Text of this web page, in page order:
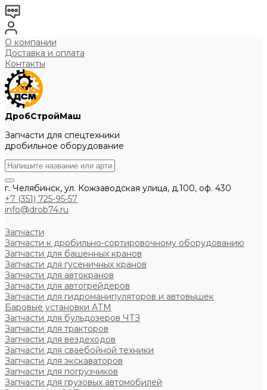
О компании
Доставка и оплата
Контакты
ДробСтройМаш
Запчасти для спецтехники
дробильное оборудование
г. Челябинск, ул. Кожзаводская улица, д.100, оф. 430
+7 (351) 725-95-57
info@drob74.ru
Запчасти
Запчасти к дробильно-сортировочному оборудованию
Запчасти для башенных кранов
Запчасти для гусеничных кранов
Запчасти для автокранов
Запчасти для автогрейдеров
Запчасти для гидроманипуляторов и автовышек
Баровые установки АТМ
Запчасти для бульдозеров ЧТЗ
Запчасти для тракторов
Запчасти для вездеходов
Запчасти для сваебойной техники
Запчасти для экскаваторов
Запчасти для погрузчиков
Запчасти для грузовых автомобилей